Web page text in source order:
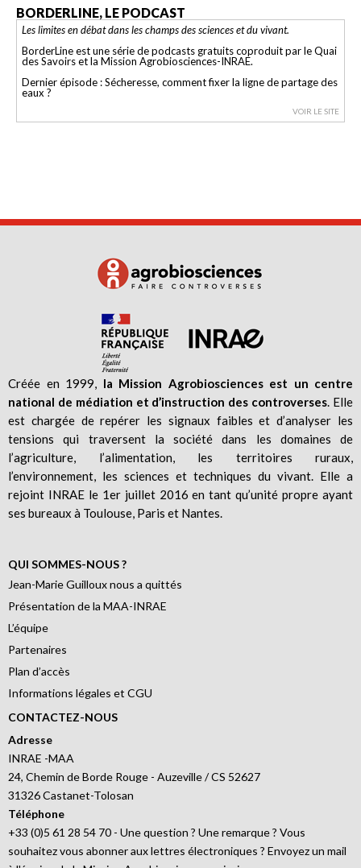
BORDERLINE, LE PODCAST
Les limites en débat dans les champs des sciences et du vivant.
BorderLine est une série de podcasts gratuits coproduit par le Quai
des Savoirs et la Mission Agrobiosciences-INRAE.
Dernier épisode : Sécheresse, comment fixer la ligne de partage des
eaux ?
VOIR LE SITE
Créée en 1999,
la Mission Agrobiosciences est un centre
national de médiation et d’instruction des controverses . Elle
est chargée de repérer les signaux faibles et d’analyser les
tensions qui traversent la société dans les domaines de
l’agriculture, l’alimentation, les territoires ruraux,
l’environnement, les sciences et techniques du vivant. Elle a
rejoint INRAE le 1er juillet 2016 en tant qu’unité propre ayant
ses bureaux à Toulouse, Paris et Nantes.
QUI SOMMES-NOUS ?
Jean-Marie Guilloux nous a quittés
Présentation de la MAA-INRAE
L’équipe
Partenaires
Plan d’accès
Informations légales et CGU
CONTACTEZ-NOUS
Adresse
INRAE -MAA
24, Chemin de Borde Rouge - Auzeville / CS 52627
31326 Castanet-Tolosan
Téléphone
+33 (0)5 61 28 54 70 - Une question ? Une remarque ? Vous
souhaitez vous abonner aux lettres électroniques ? Envoyez un mail